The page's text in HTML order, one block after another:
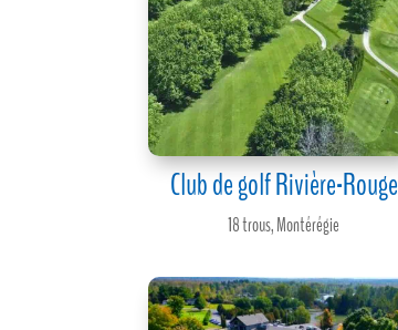
Club de golf Rivière-Rouge
18 trous,Montérégie